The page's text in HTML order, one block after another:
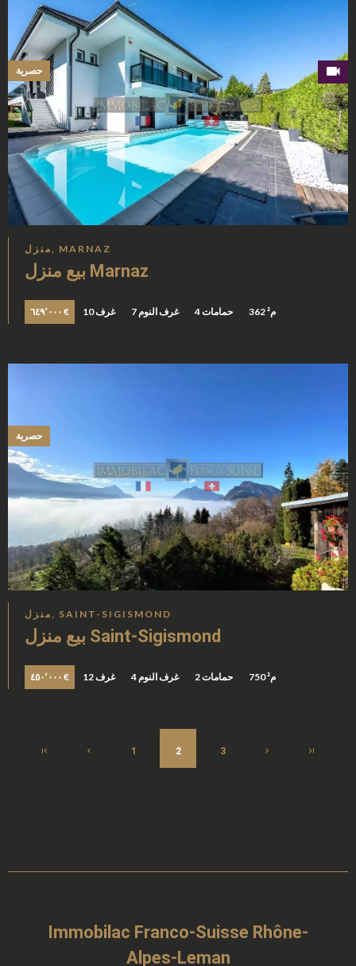
منزل, MARNAZ
بيع منزل Marnaz
٦٤٩٬٠٠٠ € 10 غرف 7 غرف النوم 4 حمامات 362 م²
حصرية
منزل, SAINT-SIGISMOND
بيع منزل Saint-Sigismond
٤٥٠٬٠٠٠ € 12 غرف 4 غرف النوم 2 حمامات 750 م²
حصرية
1 2 3
Immobilac Franco-Suisse Rhône-
Alpes-Leman